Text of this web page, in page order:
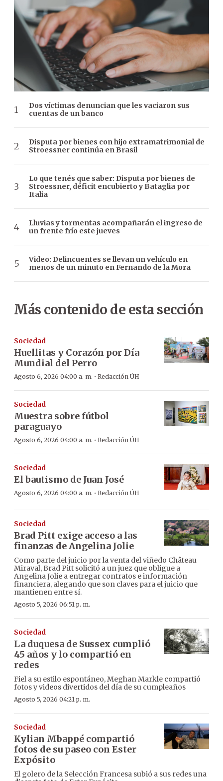
Dos víctimas denuncian que les vaciaron sus
cuentas de un banco
Disputa por bienes con hijo extramatrimonial de
Stroessner continúa en Brasil
Lo que tenés que saber: Disputa por bienes de
Stroessner, déficit encubierto y Bataglia por
Italia
Lluvias y tormentas acompañarán el ingreso de
un frente frío este jueves
Video: Delincuentes se llevan un vehículo en
menos de un minuto en Fernando de la Mora
Más contenido de esta sección
Sociedad
Huellitas y Corazón por Día
Mundial del Perro
Agosto 6, 2026 04:00 a. m. · Redacción ÚH
Sociedad
Muestra sobre fútbol
paraguayo
Agosto 6, 2026 04:00 a. m. · Redacción ÚH
Sociedad
El bautismo de Juan José
Agosto 6, 2026 04:00 a. m. · Redacción ÚH
Sociedad
Brad Pitt exige acceso a las
finanzas de Angelina Jolie
Como parte del juicio por la venta del viñedo Château
Miraval, Brad Pitt solicitó a un juez que obligue a
Angelina Jolie a entregar contratos e información
financiera, alegando que son claves para el juicio que
mantienen entre sí.
Agosto 5, 2026 06:51 p. m.
Sociedad
La duquesa de Sussex cumplió
45 años y lo compartió en
redes
Fiel a su estilo espontáneo, Meghan Markle compartió
fotos y videos divertidos del día de su cumpleaños
Agosto 5, 2026 04:21 p. m.
Sociedad
Kylian Mbappé compartió
fotos de su paseo con Ester
Expósito
El golero de la Selección Francesa subió a sus redes una